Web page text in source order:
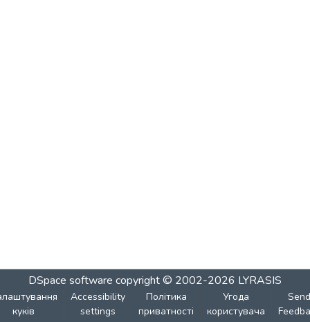
DSpace software copyright © 2002-2026 LYRASIS
куків
Accessibility
settings
Політика
приватності
Угода
користувача
Send